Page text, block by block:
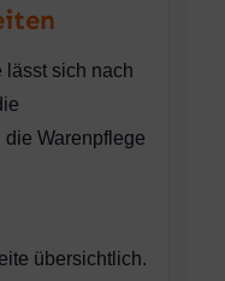
lässt sich nach
Warenpflege
übersichtlich.